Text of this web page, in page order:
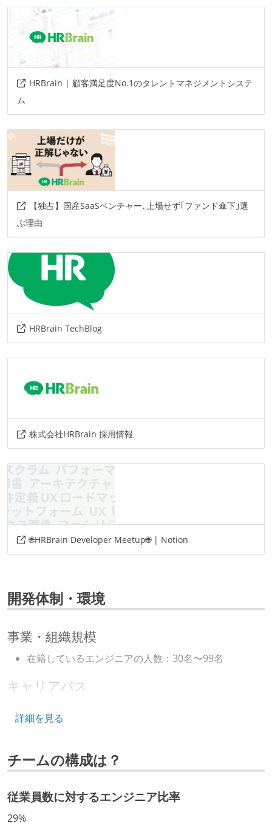
github
その他
その他、現場で使われている技術
情報共有ツール
slack
その他
google-apps
HRBrain | 顧客満足度No.1のタレントマネジメントシステ
ム
【独占】国産SaaSベンチャー､上場せず｢ファンド傘下｣選
ぶ理由
HRBrain TechBlog
株式会社HRBrain 採用情報
🌐HRBrain Developer Meetup🌐 | Notion
開発体制・環境
事業・組織規模
在籍しているエンジニアの人数：30名〜99名
キャリアパス
いる
技術カルチャー
CTO またはそれに準じる、技術やワークフローの標準
化を行う役割の人・部門が存在する
取締役（社内）または執行役員として、エンジニアリ
詳細を見る
チームの構成は？
従業員数に対するエンジニア比率
29%